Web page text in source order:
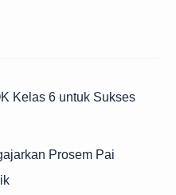
Kelas 6 untuk Sukses
Prosem Pai